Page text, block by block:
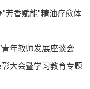
香赋能"精油疗愈体
青年教师发展座谈会
大会暨学习教育专题